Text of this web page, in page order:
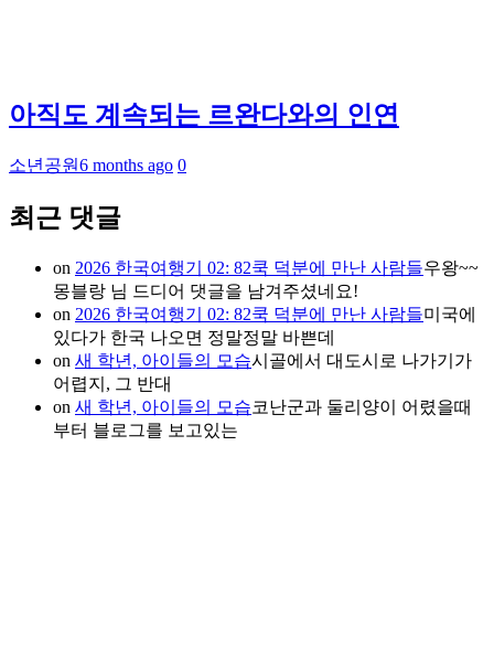
아직도 계속되는 르완다와의 인연
소년공원6 months ago 0
최근 댓글
on 2026 한국여행기 02: 82쿡 덕분에 만난 사람들우왕~~
몽블랑 님 드디어 댓글을 남겨주셨네요!
on 2026 한국여행기 02: 82쿡 덕분에 만난 사람들미국에
있다가 한국 나오면 정말정말 바쁜데
on 새 학년, 아이들의 모습시골에서 대도시로 나가기가
어렵지, 그 반대
on 새 학년, 아이들의 모습코난군과 둘리양이 어렸을때
부터 블로그를 보고있는